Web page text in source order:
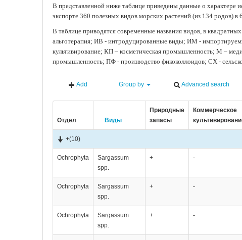
В представленной ниже таблице приведены данные о характере
экспорте 360 полезных видов морских растений (из 134 родов) в
В таблице приводятся современные названия видов, в
альготерапия; ИВ - интродуцированные виды; ИМ -
культивирование; КП – косметическая промышленность; М –
промышленность; ПФ - производство фикоколлоидов; СХ -
Add Group by Advanced search
Отдел Виды
Природные
запасы
Коммерческое
+(10)
Ochrophyta
Sargassum
spp.
+ -
Ochrophyta
Sargassum
spp.
+ -
Ochrophyta
Sargassum
spp.
+ -